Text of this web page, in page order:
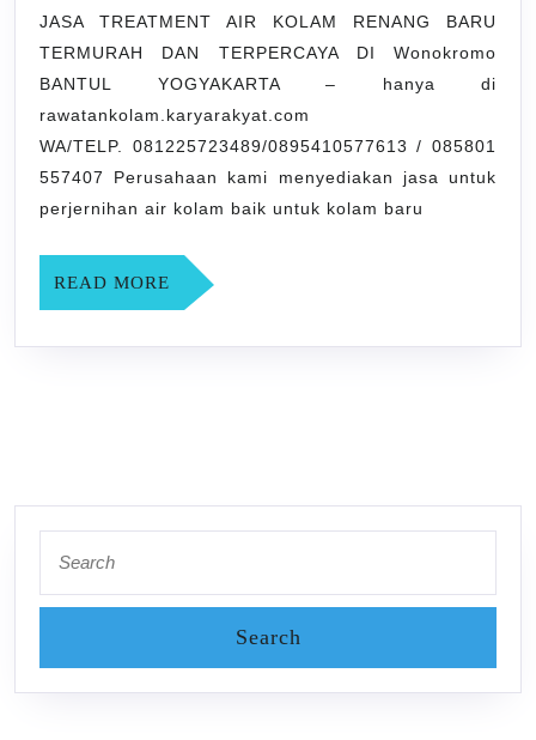
RENANG
BARU
TERMURAH
DAN
TERPERCAYA
DI
JASA TREATMENT AIR KOLAM RENANG BARU
TERMURAH DAN TERPERCAYA DI Wonokromo
BANTUL YOGYAKARTA – hanya di
rawatankolam.karyarakyat.com
WA/TELP. 081225723489/0895410577613 / 085801
557407 Perusahaan kami menyediakan jasa untuk
perjernihan air kolam baik untuk kolam baru
READ MORE READ
MORE
for: